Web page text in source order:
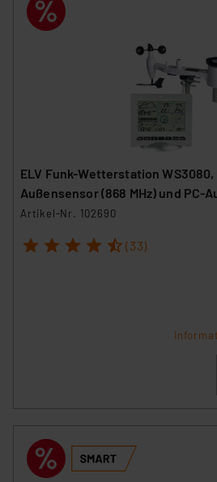
ELV Funk-Wetterstation
Außensensor (868 MHz) und PC-
Artikel-Nr. 102690
1 2 3 4 5 (33)